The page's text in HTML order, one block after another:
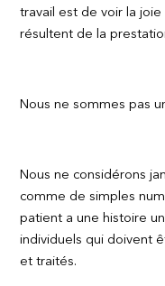
travail est de voir la
résultent de la
Nous ne sommes pas
Nous ne considérons
comme de simples
patient a une histoire
individuels qui doivent
et traités.